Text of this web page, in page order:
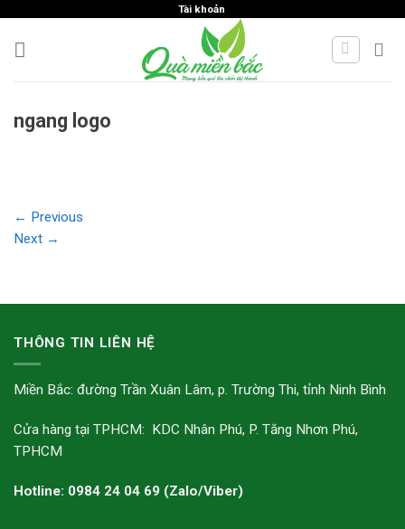
content
Tài khoản
ngang logo
← Previous
Next →
THÔNG TIN LIÊN HỆ
Miền Bắc: đường Trần Xuân Lâm, p. Trường Thi, tỉnh Ninh Bình
Cửa hàng tại TPHCM: KDC Nhân Phú, P. Tăng Nhơn Phú,
TPHCM
Hotline: 0984 24 04 69 (Zalo/Viber)